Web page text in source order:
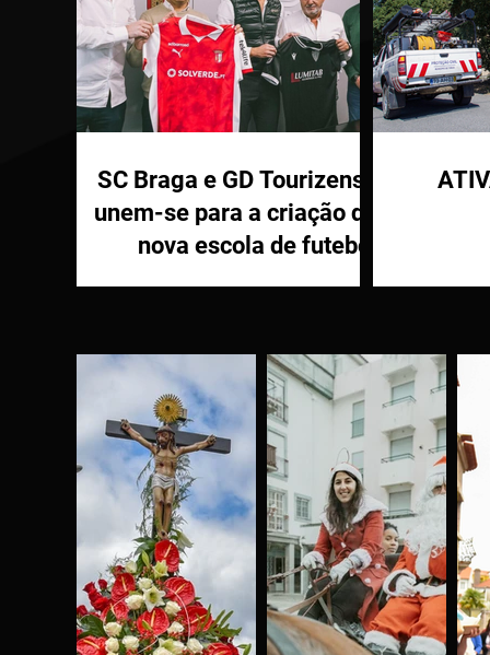
SC Braga e GD Tourizense
unem-se para a criação de
nova escola de futebol